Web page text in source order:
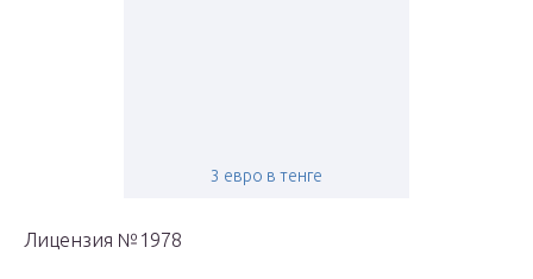
3 евро в тенге
Лицензия №1978